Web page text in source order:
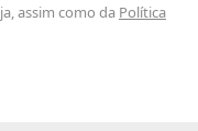
assim como da Política